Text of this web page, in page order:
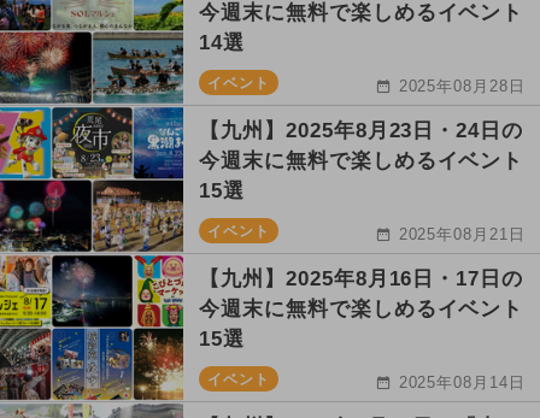
今週末に無料で楽しめるイベント
14選
イベント 2025年08月28日
【九州】2025年8月23日・24日の
今週末に無料で楽しめるイベント
15選
イベント 2025年08月21日
【九州】2025年8月16日・17日の
今週末に無料で楽しめるイベント
15選
イベント 2025年08月14日